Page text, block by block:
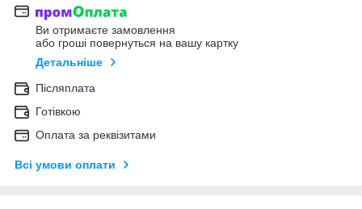
Ви отримаєте замовлення
або гроші повернуться на вашу картку
Детальніше
Післяплата
Готівкою
Оплата за реквізитами
Всі умови оплати